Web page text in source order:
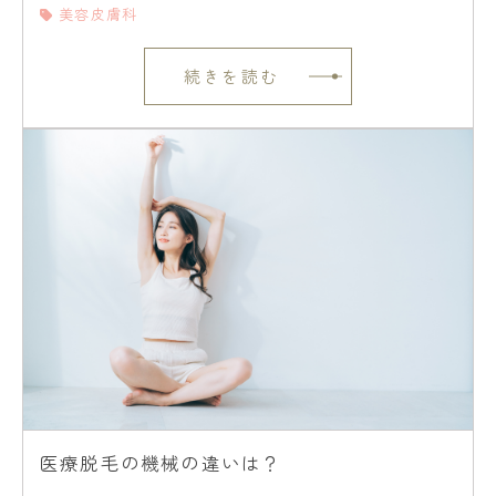
美容皮膚科
続きを読む
医療脱毛の機械の違いは？